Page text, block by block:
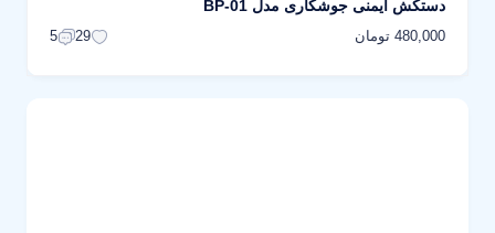
دستکش ایمنی جوشکاری مدل BP-01
480,000 تومان 29
5